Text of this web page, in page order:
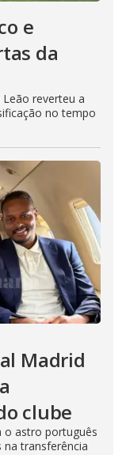
e
da
reverteu a
no tempo
Madrid
clube
o astro português
transferência